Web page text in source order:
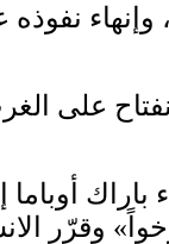
باراك
وقرّر